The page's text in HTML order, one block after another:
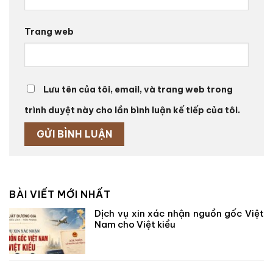
Trang web
Lưu tên của tôi, email, và trang web trong
trình duyệt này cho lần bình luận kế tiếp của tôi.
BÀI VIẾT MỚI NHẤT
Dịch vụ xin xác nhận nguồn gốc Việt
Nam cho Việt kiều